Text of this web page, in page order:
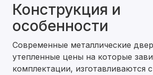
Конструкция и
особенности
Современные металлические
утепленные цены на которые
комплектации, изготавливаются